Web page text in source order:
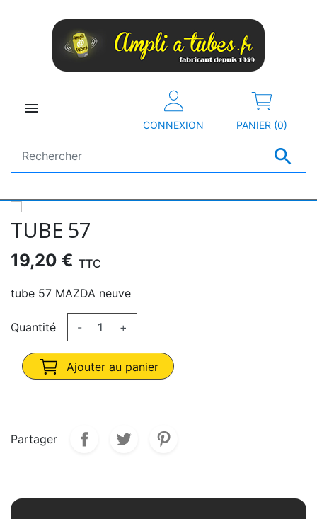


CONNEXION PANIER (0)
TUBE 57
19,20 € TTC
tube 57 MAZDA neuve
Quantité - +
Ajouter au panier
Partager